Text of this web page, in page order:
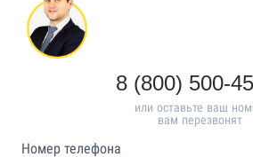
8 (800) 500-
или оставьте ваш
вам перезвонят
Номер телефона